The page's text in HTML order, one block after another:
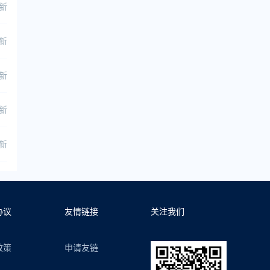
议
策
友情链接
申请友链
关注我们